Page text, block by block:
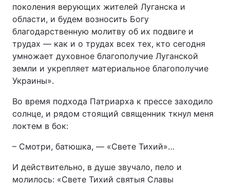
поколения верующих жителей Луганска и
области, и будем возносить Богу
благодарственную молитву об их подвиге и
трудах — как и о трудах всех тех, кто сегодня
умножает духовное благополучие Луганской
земли и укрепляет материальное благополучие
Украины».
Во время подхода Патриарха к прессе заходило
солнце, и рядом стоящий священник ткнул меня
локтем в бок:
– Смотри, батюшка, — «Свете Тихий»…
И действительно, в душе звучало, пело и
молилось: «Свете Тихий святыя Славы